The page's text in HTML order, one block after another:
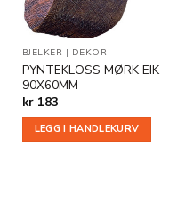
BJELKER | DEKOR
PYNTEKLOSS MØRK EIK
90X60MM
kr183
LEGG I HANDLEKURV